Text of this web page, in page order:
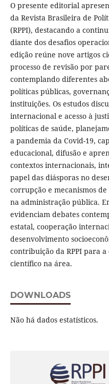
O presente editorial
da Revista Brasileira de
(RPPI), destacando a
diante dos desafios
edição reúne nove artigos
processo de revisão por
contemplando diferentes
políticas públicas,
instituições. Os estudos
internacional e acesso à
políticas de saúde,
a pandemia da Covid-19,
educacional, difusão e
contextos internacionais,
papel das diásporas no
corrupção e mecanismos
na administração pública.
evidenciam debates
estatal, cooperação
desenvolvimento
contribuição da RPPI para
científico na área.
DOWNLOADS
Não há dados estatísticos.